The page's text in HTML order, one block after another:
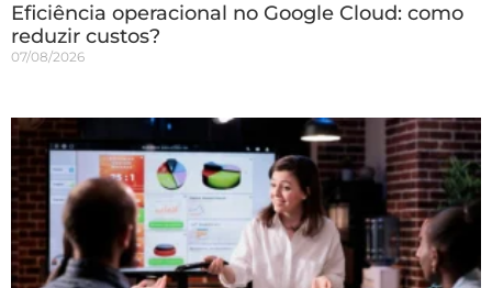
Eficiência operacional no Google Cloud: como
reduzir custos?
07/08/2026